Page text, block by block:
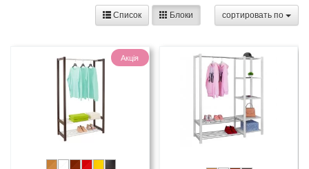
cортировать по
Список Блоки
Акція